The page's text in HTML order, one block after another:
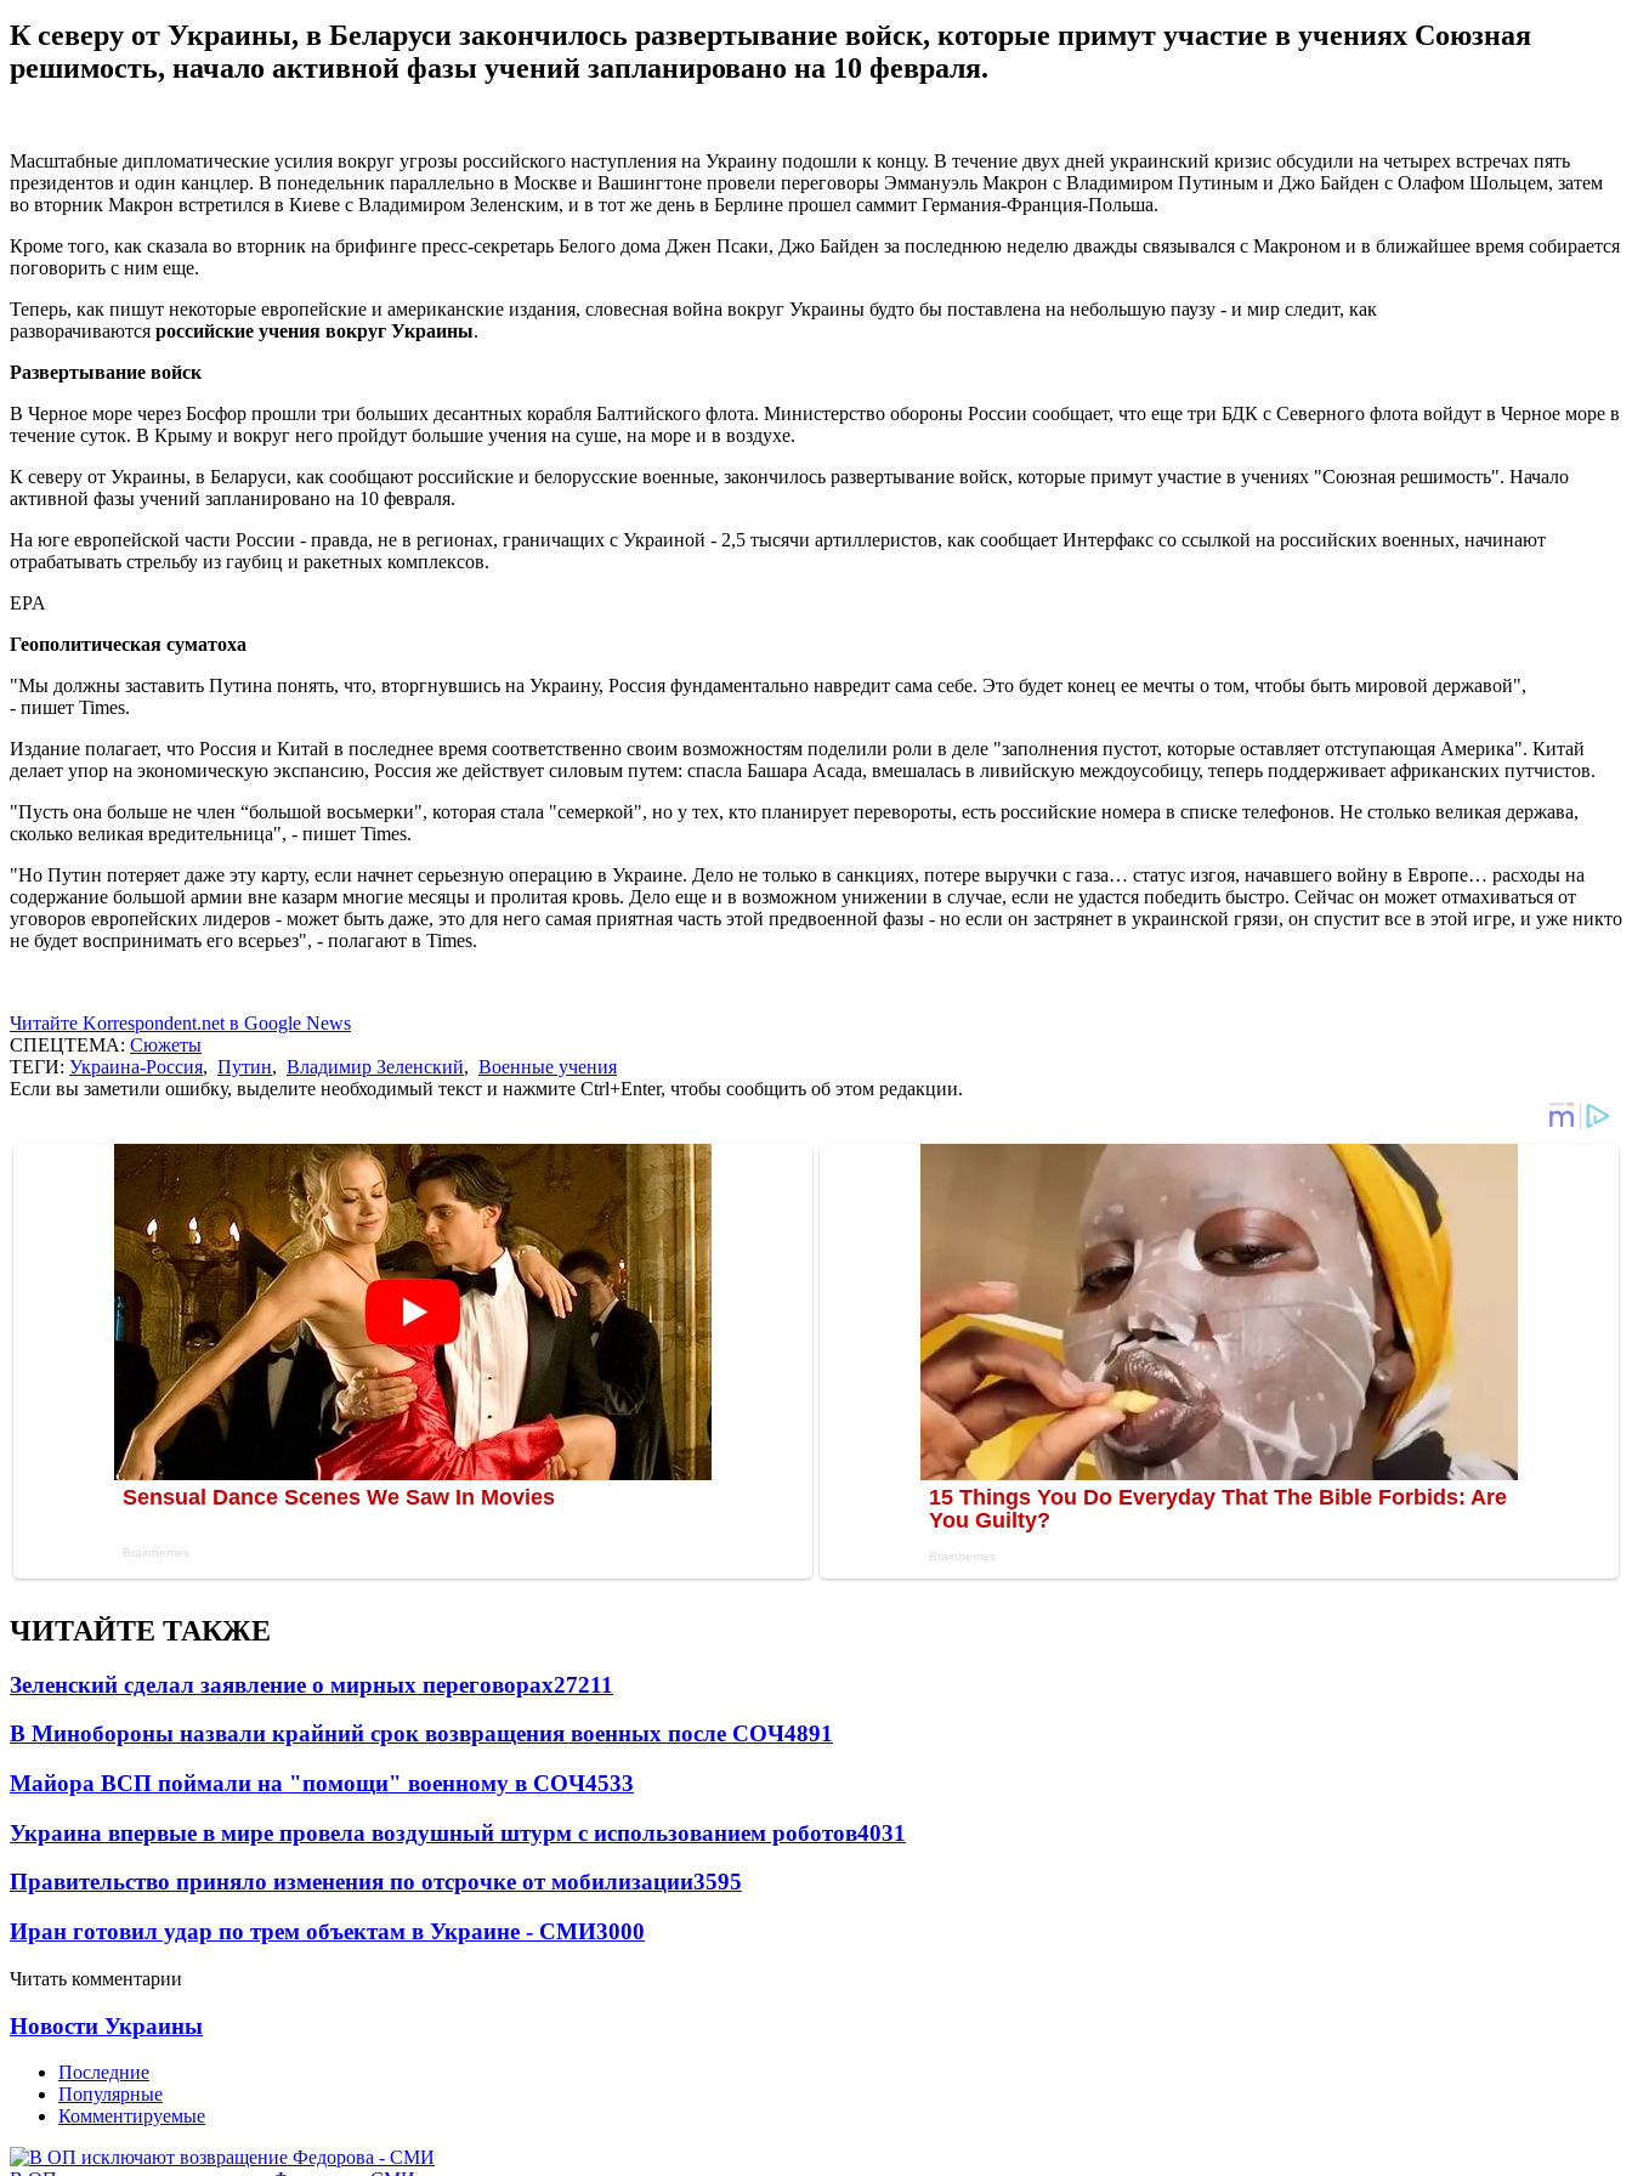
К северу от Украины, в Беларуси закончилось развертывание войск, которые примут участие в учениях Союзная
решимость, начало активной фазы учений запланировано на 10 февраля.
Масштабные дипломатические усилия вокруг угрозы российского наступления на Украину подошли к концу. В течение двух дней украинский кризис обсудили на четырех встречах пять
президентов и один канцлер. В понедельник параллельно в Москве и Вашингтоне провели переговоры Эммануэль Макрон с Владимиром Путиным и Джо Байден с Олафом Шольцем, затем
во вторник Макрон встретился в Киеве с Владимиром Зеленским, и в тот же день в Берлине прошел саммит Германия-Франция-Польша.
Кроме того, как сказала во вторник на брифинге пресс-секретарь Белого дома Джен Псаки, Джо Байден за последнюю неделю дважды связывался с Макроном и в ближайшее время собирается
поговорить с ним еще.
Теперь, как пишут некоторые европейские и американские издания, словесная война вокруг Украины будто бы поставлена на небольшую паузу - и мир следит, как
разворачиваются российские учения вокруг Украины.
Развертывание войск
В Черное море через Босфор прошли три больших десантных корабля Балтийского флота. Министерство обороны России сообщает, что еще три БДК с Северного флота войдут в Черное море в
течение суток. В Крыму и вокруг него пройдут большие учения на суше, на море и в воздухе.
К северу от Украины, в Беларуси, как сообщают российские и белорусские военные, закончилось развертывание войск, которые примут участие в учениях "Союзная решимость". Начало
активной фазы учений запланировано на 10 февраля.
На юге европейской части России - правда, не в регионах, граничащих с Украиной - 2,5 тысячи артиллеристов, как сообщает Интерфакс со ссылкой на российских военных, начинают
отрабатывать стрельбу из гаубиц и ракетных комплексов.
EPA
Геополитическая суматоха
"Мы должны заставить Путина понять, что, вторгнувшись на Украину, Россия фундаментально навредит сама себе. Это будет конец ее мечты о том, чтобы быть мировой державой",
- пишет Times.
Издание полагает, что Россия и Китай в последнее время соответственно своим возможностям поделили роли в деле "заполнения пустот, которые оставляет отступающая Америка". Китай
делает упор на экономическую экспансию, Россия же действует силовым путем: спасла Башара Асада, вмешалась в ливийскую междоусобицу, теперь поддерживает африканских путчистов.
"Пусть она больше не член “большой восьмерки", которая стала "семеркой", но у тех, кто планирует перевороты, есть российские номера в списке телефонов. Не столько великая держава,
сколько великая вредительница", - пишет Times.
"Но Путин потеряет даже эту карту, если начнет серьезную операцию в Украине. Дело не только в санкциях, потере выручки с газа… статус изгоя, начавшего войну в Европе… расходы на
содержание большой армии вне казарм многие месяцы и пролитая кровь. Дело еще и в возможном унижении в случае, если не удастся победить быстро. Сейчас он может отмахиваться от
уговоров европейских лидеров - может быть даже, это для него самая приятная часть этой предвоенной фазы - но если он застрянет в украинской грязи, он спустит все в этой игре, и уже никто
не будет воспринимать его всерьез", - полагают в Times.
Читайте Korrespondent.net в Google News
СПЕЦТЕМА: Сюжеты
ТЕГИ: Украина-Россия, Путин, Владимир Зеленский, Военные учения
Если вы заметили ошибку, выделите необходимый текст и нажмите Ctrl+Enter, чтобы сообщить об этом редакции.
ЧИТАЙТЕ ТАКЖЕ
Зеленский сделал заявление о мирных переговорах27211
В Минобороны назвали крайний срок возвращения военных после СОЧ4891
Майора ВСП поймали на "помощи" военному в СОЧ4533
Украина впервые в мире провела воздушный штурм с использованием роботов4031
Правительство приняло изменения по отсрочке от мобилизации3595
Иран готовил удар по трем объектам в Украине - СМИ3000
Читать комментарии
Новости Украины
Последние
Популярные
Комментируемые